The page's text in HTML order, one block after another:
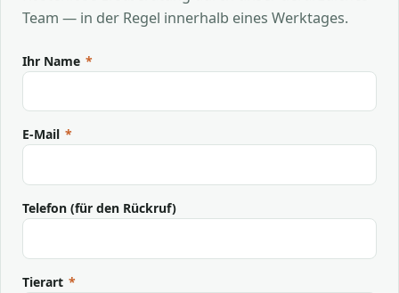
Team — in der Regel innerhalb eines Werktages.
Ihr Name *
E-Mail *
Telefon (für den Rückruf)
Tierart *